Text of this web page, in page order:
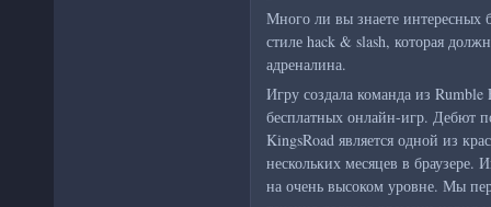
Много ли вы знаете интересных
стиле hack & slash, которая
адреналина.
Игру создала команда из
бесплатных онлайн-игр. Дебют
KingsRoad является одной из
нескольких месяцев в браузере.
на очень высоком уровне. Мы